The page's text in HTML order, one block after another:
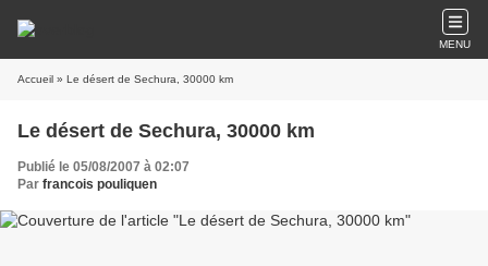
MENU
Accueil » Le désert de Sechura, 30000 km
Le désert de Sechura, 30000 km
Publié le 05/08/2007 à 02:07
Par francois pouliquen